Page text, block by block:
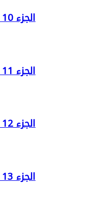
الجزء 10 من القرآن الكريم المصحف المصور
الجزء 11 من القرآن الكريم المصحف المصور
الجزء 12 من القرآن الكريم المصحف المصور
الجزء 13 من القرآن الكريم المصحف المصور